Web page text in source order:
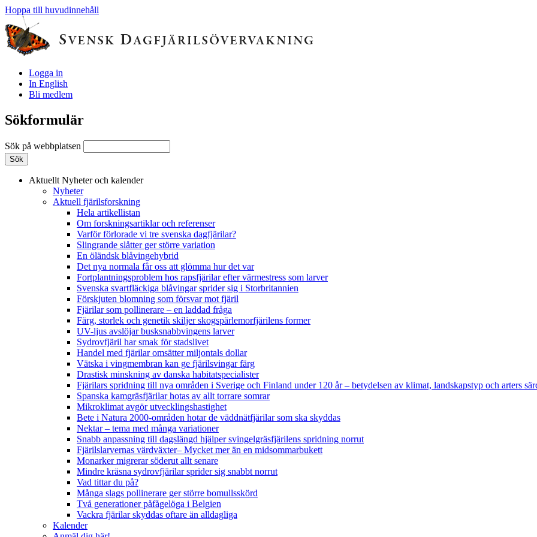
Hoppa till huvudinnehåll
Logga in
In English
Bli medlem
Sökformulär
Sök på webbplatsen
Aktuellt Nyheter och kalender
Nyheter
Aktuell fjärilsforskning
Hela artikellistan
Om forskningsartiklar och referenser
Varför förlorade vi tre svenska dagfjärilar?
Slingrande slåtter ger större variation
En öländsk blåvingehybrid
Det nya normala får oss att glömma hur det var
Fortplantningsproblem hos rapsfjärilar efter värmestress som larver
Svenska svartfläckiga blåvingar sprider sig i Storbritannien
Förskjuten blomning som försvar mot fjäril
Fjärilar som pollinerare – en laddad fråga
Färg, storlek och genetik skiljer skogspärlemorfjärilens former
UV-ljus avslöjar busksnabbvingens larver
Sydrovfjäril har smak för stadslivet
Handel med fjärilar omsätter miljontals dollar
Vätska i vingmembran kan ge fjärilsvingar färg
Drastisk minskning av danska habitatspecialister
Fjärilars spridning till nya områden i Sverige och Finland under 120 år– betydelsen av klimat, landskapstyp och arters
Spanska kamgräsfjärilar hotas av allt torrare somrar
Mikroklimat avgör utvecklingshastighet
Bete i Natura 2000-områden hotar de väddnätfjärilar som ska skyddas
Nektar – tema med många variationer
Snabb anpassning till dagslängd hjälper svingelgräsfjärilens spridning norrut
Fjärilslarvernas värdväxter– Mycket mer än en midsommarbukett
Monarker migrerar söderut allt senare
Mindre kräsna sydrovfjärilar sprider sig snabbt norrut
Vad tittar du på?
Många slags pollinerare ger större bomullsskörd
Två generationer påfågelöga i Belgien
Vackra fjärilar skyddas oftare än alldagliga
Kalender